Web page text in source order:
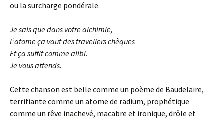
ou la surcharge pondérale.
Je sais que dans votre alchimie,
L’atome ça vaut des travellers chèques
Et ça suffit comme alibi.
Je vous attends.
Cette chanson est belle comme un poème de Baudelaire,
terrifiante comme un atome de radium, prophétique
comme un rêve inachevé, macabre et ironique, drôle et